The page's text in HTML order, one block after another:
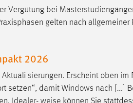
Vergütung bei
gelten nach allgemeiner
2026
sierungen. Erscheint oben im
setzen“, damit Windows nach [...]